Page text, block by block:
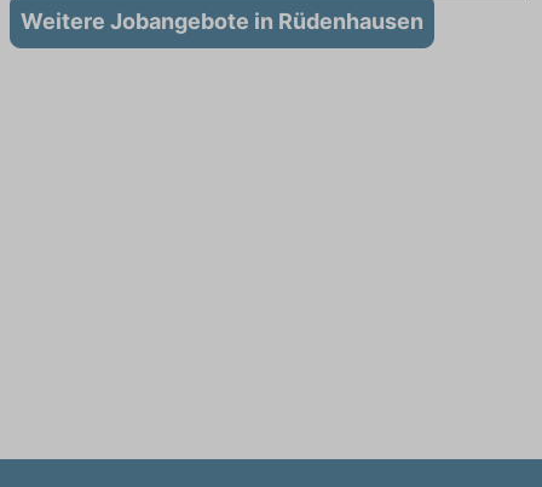
Weitere Jobangebote in Rüdenhausen